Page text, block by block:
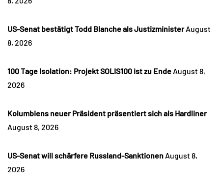
US-Senat bestätigt Todd Blanche als Justizminister August
8, 2026
100 Tage Isolation: Projekt SOLIS100 ist zu Ende August 8,
2026
Kolumbiens neuer Präsident präsentiert sich als Hardliner
August 8, 2026
US-Senat will schärfere Russland-Sanktionen August 8,
2026